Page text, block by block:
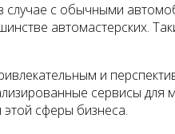
с обычными
автомастерских.
и
сервисы
сферы бизнеса.